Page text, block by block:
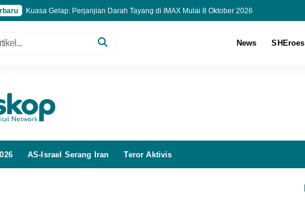
Kuasa Gelap: Perjanjian Darah Tayang di IMAX Mulai 8 Oktober 2026
Sekolah Rakyat Ditarget Tampung 150 Ribu Siswa pada 2027
News SHEroes
AS-Israel Serang Iran Teror Aktivis